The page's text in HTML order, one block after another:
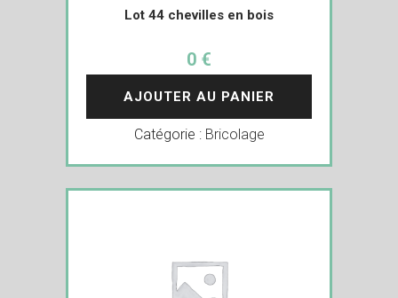
Lot 44 chevilles en bois
0 €
AJOUTER AU PANIER
Catégorie : Bricolage